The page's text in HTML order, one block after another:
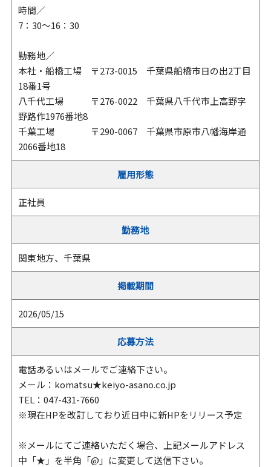
時間／
7：30～16：30
勤務地／
本社・船橋工場 〒273-0015 千葉県船橋市日の出2丁目
18番1号
八千代工場 〒276-0022 千葉県八千代市上高野字
野路作1976番地8
千葉工場 〒290-0067 千葉県市原市八幡海岸通
2066番地18
雇用形態
正社員
勤務地
関東地方、千葉県
掲載期間
2026/05/15
応募方法
電話あるいはメールでご連絡下さい。
メール：komatsu★keiyo-asano.co.jp
TEL：047-431-7660
※現在HPを改訂しており近日中に新HPをリリース予定
※メールにてご連絡いただく場合、上記メールアドレス
中「★」を半角「@」に変更して送信下さい。